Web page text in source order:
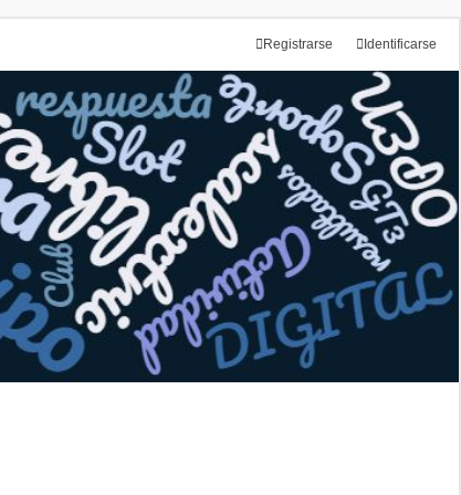
Identificarse
Registrarse